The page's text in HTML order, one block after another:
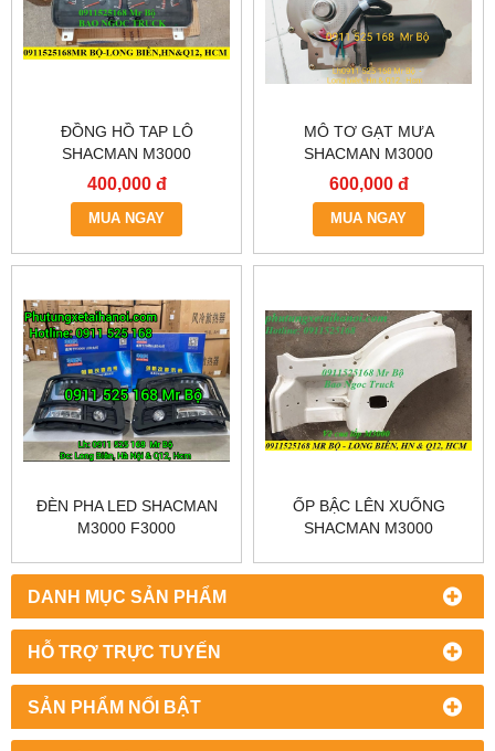
DANH MỤC SẢN PHẨM
HỖ TRỢ TRỰC TUYẾN
SẢN PHẨM NỔI BẬT
ĐỒNG HỒ TAP LÔ
SHACMAN M3000
DZ96189584-150
400,000 đ
MUA NGAY
MÔ TƠ GẠT MƯA
SHACMAN M3000
600,000 đ
MUA NGAY
ĐÈN PHA LED SHACMAN
M3000 F3000
ỐP BẬC LÊN XUỐNG
SHACMAN M3000